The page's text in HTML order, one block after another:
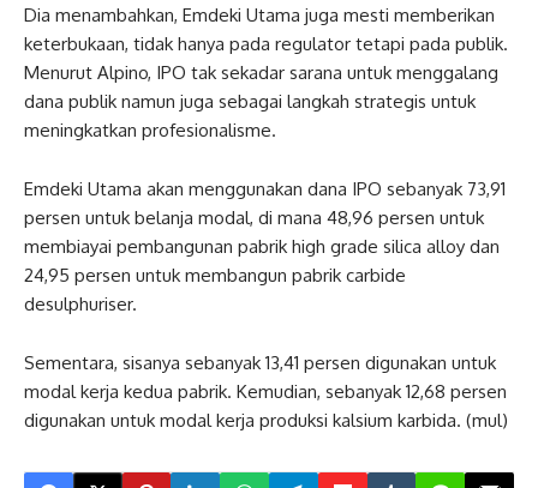
Dia menambahkan, Emdeki Utama juga mesti memberikan
keterbukaan, tidak hanya pada regulator tetapi pada publik.
Menurut Alpino, IPO tak sekadar sarana untuk menggalang
dana publik namun juga sebagai langkah strategis untuk
meningkatkan profesionalisme.
Emdeki Utama akan menggunakan dana IPO sebanyak 73,91
persen untuk belanja modal, di mana 48,96 persen untuk
membiayai pembangunan pabrik high grade silica alloy dan
24,95 persen untuk membangun pabrik carbide
desulphuriser.
Sementara, sisanya sebanyak 13,41 persen digunakan untuk
modal kerja kedua pabrik. Kemudian, sebanyak 12,68 persen
digunakan untuk modal kerja produksi kalsium karbida. (mul)